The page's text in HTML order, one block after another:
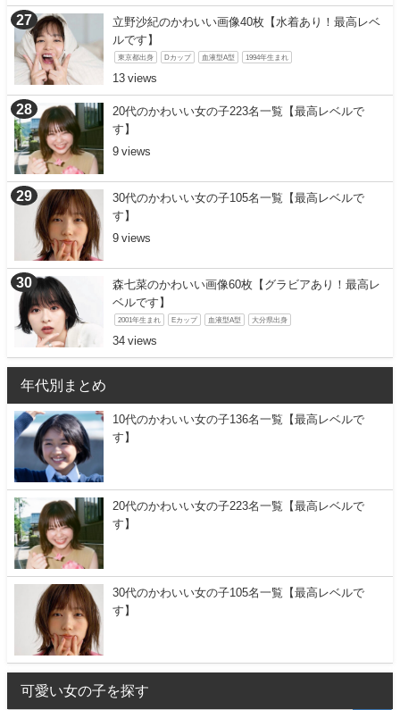
立野沙紀のかわいい画像40枚【水着あり！最高レベ
ルです】
東京都出身 Dカップ 血液型A型 1994年生まれ
13
20代のかわいい女の子223名一覧【最高レベルで
す】
9
30代のかわいい女の子105名一覧【最高レベルで
す】
9
森七菜のかわいい画像60枚【グラビアあり！最高レ
ベルです】
2001年生まれ Eカップ 血液型A型 大分県出身
34
年代別まとめ
10代のかわいい女の子136名一覧【最高レベルで
す】
20代のかわいい女の子223名一覧【最高レベルで
す】
30代のかわいい女の子105名一覧【最高レベルで
す】
可愛い女の子を探す